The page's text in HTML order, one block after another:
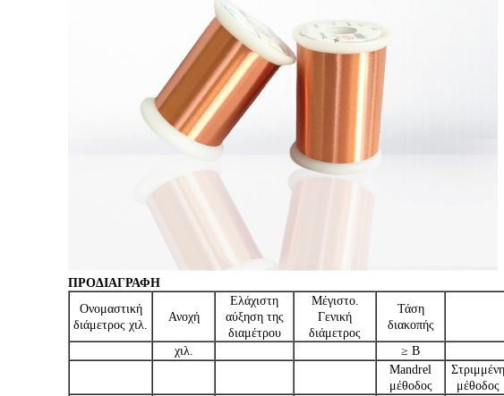
ΠΡΟΔΙΑΓΡΑΦΗ
Ονομαστική
διάμετρος χιλ.
Ανοχή
Ελάχιστη
αύξηση της
διαμέτρου
Μέγιστο.
Γενική
διάμετρος
Τάση
διακοπής
χιλ.
≥ Β
Mandrel
μέθοδος
Στριμμένη
μέθοδος